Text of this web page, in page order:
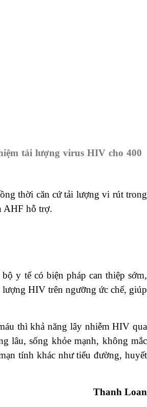
tải lượng virus HIV cho 400
thời căncứ tải lượng vi rút trong
AHF hỗ trợ.
bộ y tế có biện pháp can thiệp sớm,
HIV trên ngưỡng ức chế, giúp
thì khả năng lây nhiễm HIV qua
lâu, sống khỏe mạnh, không mắc
tính khác như tiểu đường, huyết
Thanh Loan